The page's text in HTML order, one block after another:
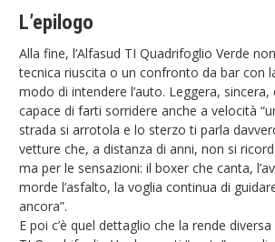
L’epilogo
Alla fine, l’Alfasud TI Quadrifoglio Verde
tecnica riuscita o un confronto da bar con
modo di intendere l’auto. Leggera,
capace di farti sorridere anche a velocità
strada si arrotola e lo sterzo ti parla
vetture che, a distanza di anni, non si
ma per le sensazioni: il boxer che canta,
morde l’asfalto, la voglia continua di
ancora”.
E poi c’è quel dettaglio che la rende diversa